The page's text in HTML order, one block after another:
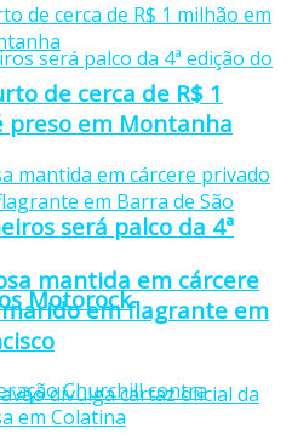
será palco da 4ª
Motorock
de cerca de R$ 1
preso em Montanha
mantida em cárcere
em flagrante em